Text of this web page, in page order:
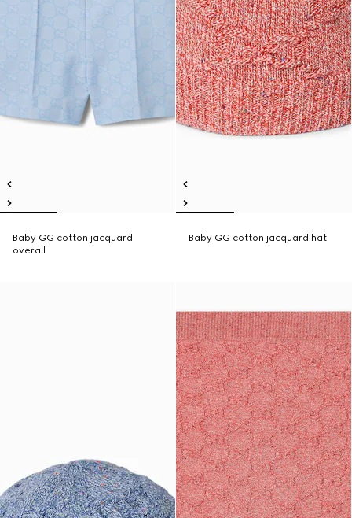
Baby GG cotton jacquard
overall
Baby GG cotton jacquard hat